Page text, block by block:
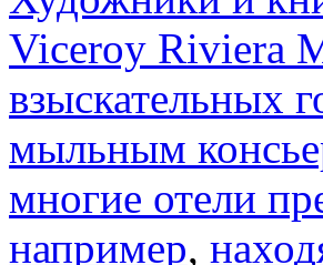
Viceroy Riviera
взыскательных
мыльным
многие отели
например,